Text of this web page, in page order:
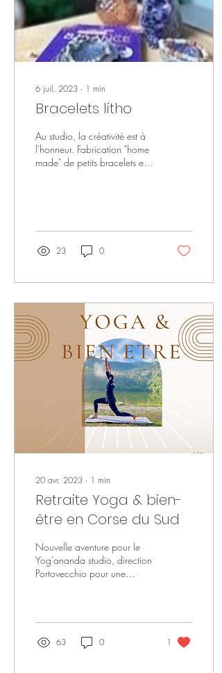
6 juil. 2023 ∙ 1 min
Bracelets litho
Au studio, la créativité est à
l'honneur. Fabrication "home
made" de petits bracelets en
23 0
20 avr. 2023 ∙ 1 min
Retraite Yoga & bien-
être en Corse du Sud
Nouvelle aventure pour le
Yog'ananda studio, direction
Portovecchio pour une
63 0 1